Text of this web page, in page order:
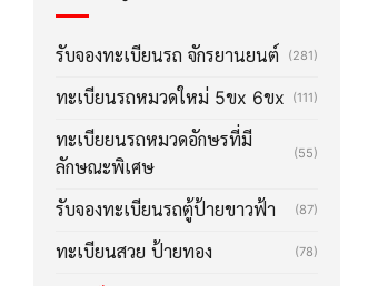
รับจองทะเบียนรถ จักรยานยนต์ (281)
ทะเบียนรถหมวดใหม่ 5ขx 6ขx (111)
ทะเบียยนรถหมวดอักษรที่มี
ลักษณะพิเศษ
(55)
รับจองทะเบียนรถตู้ป้ายขาวฟ้า (87)
ทะเบียนสวย ป้ายทอง (78)